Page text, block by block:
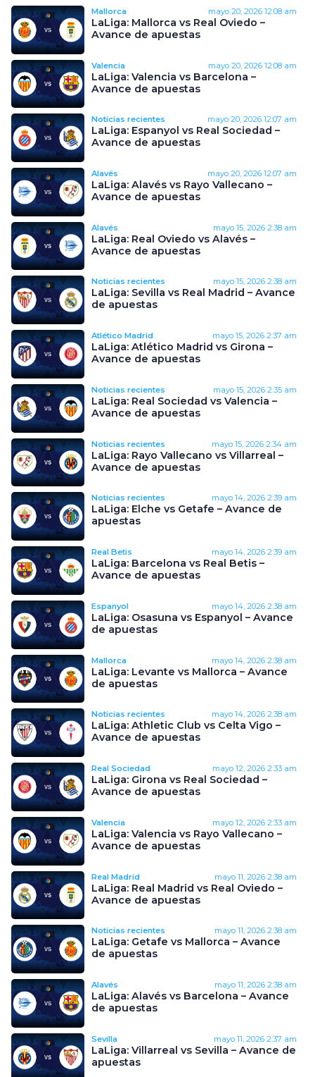
Mallorca mayo 20, 2026 12:08 am
LaLiga: Mallorca vs Real Oviedo –
Avance de apuestas
Valencia mayo 20, 2026 12:08 am
LaLiga: Valencia vs Barcelona –
Avance de apuestas
Noticias recientes mayo 20, 2026 12:07 am
LaLiga: Espanyol vs Real Sociedad –
Avance de apuestas
Alavés mayo 20, 2026 12:07 am
LaLiga: Alavés vs Rayo Vallecano –
Avance de apuestas
Alavés mayo 15, 2026 2:38 am
LaLiga: Real Oviedo vs Alavés –
Avance de apuestas
Noticias recientes mayo 15, 2026 2:38 am
LaLiga: Sevilla vs Real Madrid – Avance
de apuestas
Atlético Madrid mayo 15, 2026 2:37 am
LaLiga: Atlético Madrid vs Girona –
Avance de apuestas
Noticias recientes mayo 15, 2026 2:35 am
LaLiga: Real Sociedad vs Valencia –
Avance de apuestas
Noticias recientes mayo 15, 2026 2:34 am
LaLiga: Rayo Vallecano vs Villarreal –
Avance de apuestas
Noticias recientes mayo 14, 2026 2:39 am
LaLiga: Elche vs Getafe – Avance de
apuestas
Real Betis mayo 14, 2026 2:39 am
LaLiga: Barcelona vs Real Betis –
Avance de apuestas
Espanyol mayo 14, 2026 2:38 am
LaLiga: Osasuna vs Espanyol – Avance
de apuestas
Mallorca mayo 14, 2026 2:38 am
LaLiga: Levante vs Mallorca – Avance
de apuestas
Noticias recientes mayo 14, 2026 2:38 am
LaLiga: Athletic Club vs Celta Vigo –
Avance de apuestas
Real Sociedad mayo 12, 2026 2:33 am
LaLiga: Girona vs Real Sociedad –
Avance de apuestas
Valencia mayo 12, 2026 2:33 am
LaLiga: Valencia vs Rayo Vallecano –
Avance de apuestas
Real Madrid mayo 11, 2026 2:38 am
LaLiga: Real Madrid vs Real Oviedo –
Avance de apuestas
Noticias recientes mayo 11, 2026 2:38 am
LaLiga: Getafe vs Mallorca – Avance
de apuestas
Alavés mayo 11, 2026 2:38 am
LaLiga: Alavés vs Barcelona – Avance
de apuestas
Sevilla mayo 11, 2026 2:37 am
LaLiga: Villarreal vs Sevilla – Avance de
apuestas